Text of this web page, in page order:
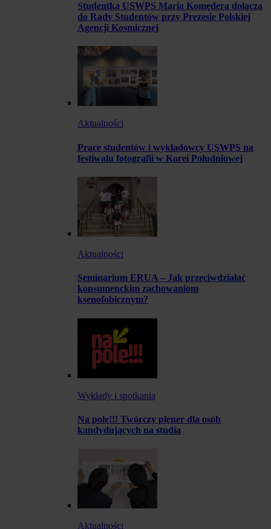
Studentka USWPS Maria Komędera dołącza
do Rady Studentów przy Prezesie Polskiej
Agencji Kosmicznej
Aktualności
Prace studentów i wykładowcy USWPS na
festiwalu fotografii w Korei Południowej
Aktualności
Seminarium ERUA – Jak przeciwdziałać
konsumenckim zachowaniom
ksenofobicznym?
Wykłady i spotkania
Na pole!!! Twórczy plener dla osób
kandydujących na studia
Aktualności